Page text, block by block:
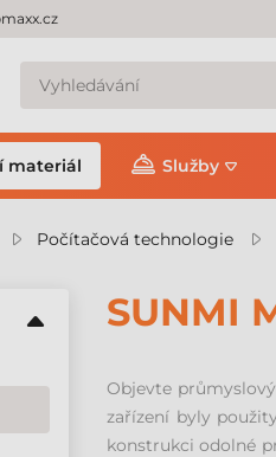
materiál Služby
Počítačová technologie
SUNMI
Objevte
zařízení byly
konstrukci odolné